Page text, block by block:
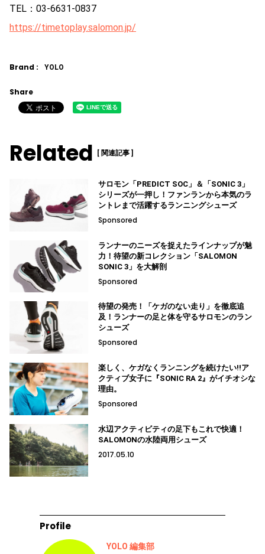
TEL：03-6631-0837
https://timetoplay.salomon.jp/
Brand : YOLO
Share
Related [ 関連記事 ]
サロモン「PREDICT SOC」＆「SONIC 3」
シリーズが一押し！ファンランから本気のラ
ントレまで活躍するランニングシューズ
Sponsored
ランナーのニーズを捉えたラインナップが魅
力！待望の新コレクション「SALOMON
SONIC 3」を大解剖
Sponsored
待望の発売！「ケガのない走り」を徹底追
及！ランナーの足と体を守るサロモンのラン
シューズ
Sponsored
楽しく、ケガなくランニングを続けたい!!ア
クティブ女子に『SONIC RA 2』がイチオシな
理由。
Sponsored
水辺アクティビティの足下もこれで快適！
SALOMONの水陸両用シューズ
2017.05.10
Profile
YOLO 編集部